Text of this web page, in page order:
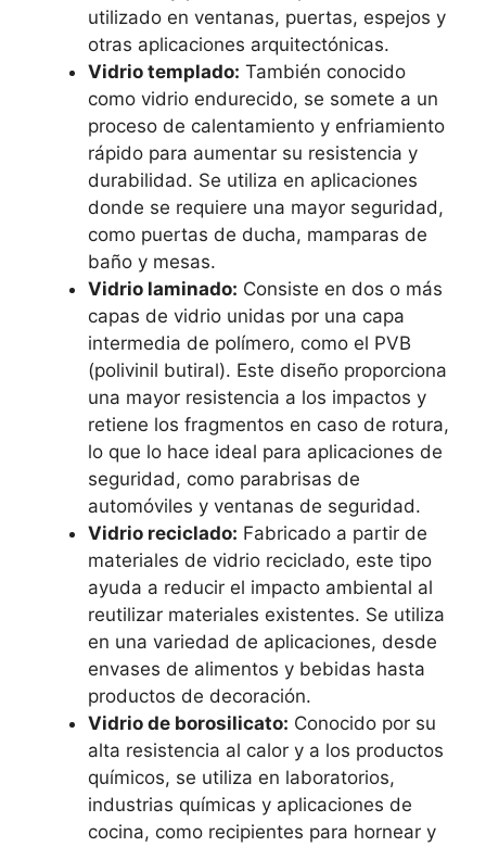
utilizado en ventanas, puertas, espejos y
otras aplicaciones arquitectónicas.
Vidrio templado: También conocido
como vidrio endurecido, se somete a un
proceso de calentamiento y enfriamiento
rápido para aumentar su resistencia y
durabilidad. Se utiliza en aplicaciones
donde se requiere una mayor seguridad,
como puertas de ducha, mamparas de
baño y mesas.
Vidrio laminado: Consiste en dos o más
capas de vidrio unidas por una capa
intermedia de polímero, como el PVB
(polivinil butiral). Este diseño proporciona
una mayor resistencia a los impactos y
retiene los fragmentos en caso de rotura,
lo que lo hace ideal para aplicaciones de
seguridad, como parabrisas de
automóviles y ventanas de seguridad.
Vidrio reciclado: Fabricado a partir de
materiales de vidrio reciclado, este tipo
ayuda a reducir el impacto ambiental al
reutilizar materiales existentes. Se utiliza
en una variedad de aplicaciones, desde
envases de alimentos y bebidas hasta
productos de decoración.
Vidrio de borosilicato: Conocido por su
alta resistencia al calor y a los productos
químicos, se utiliza en laboratorios,
industrias químicas y aplicaciones de
cocina, como recipientes para hornear y